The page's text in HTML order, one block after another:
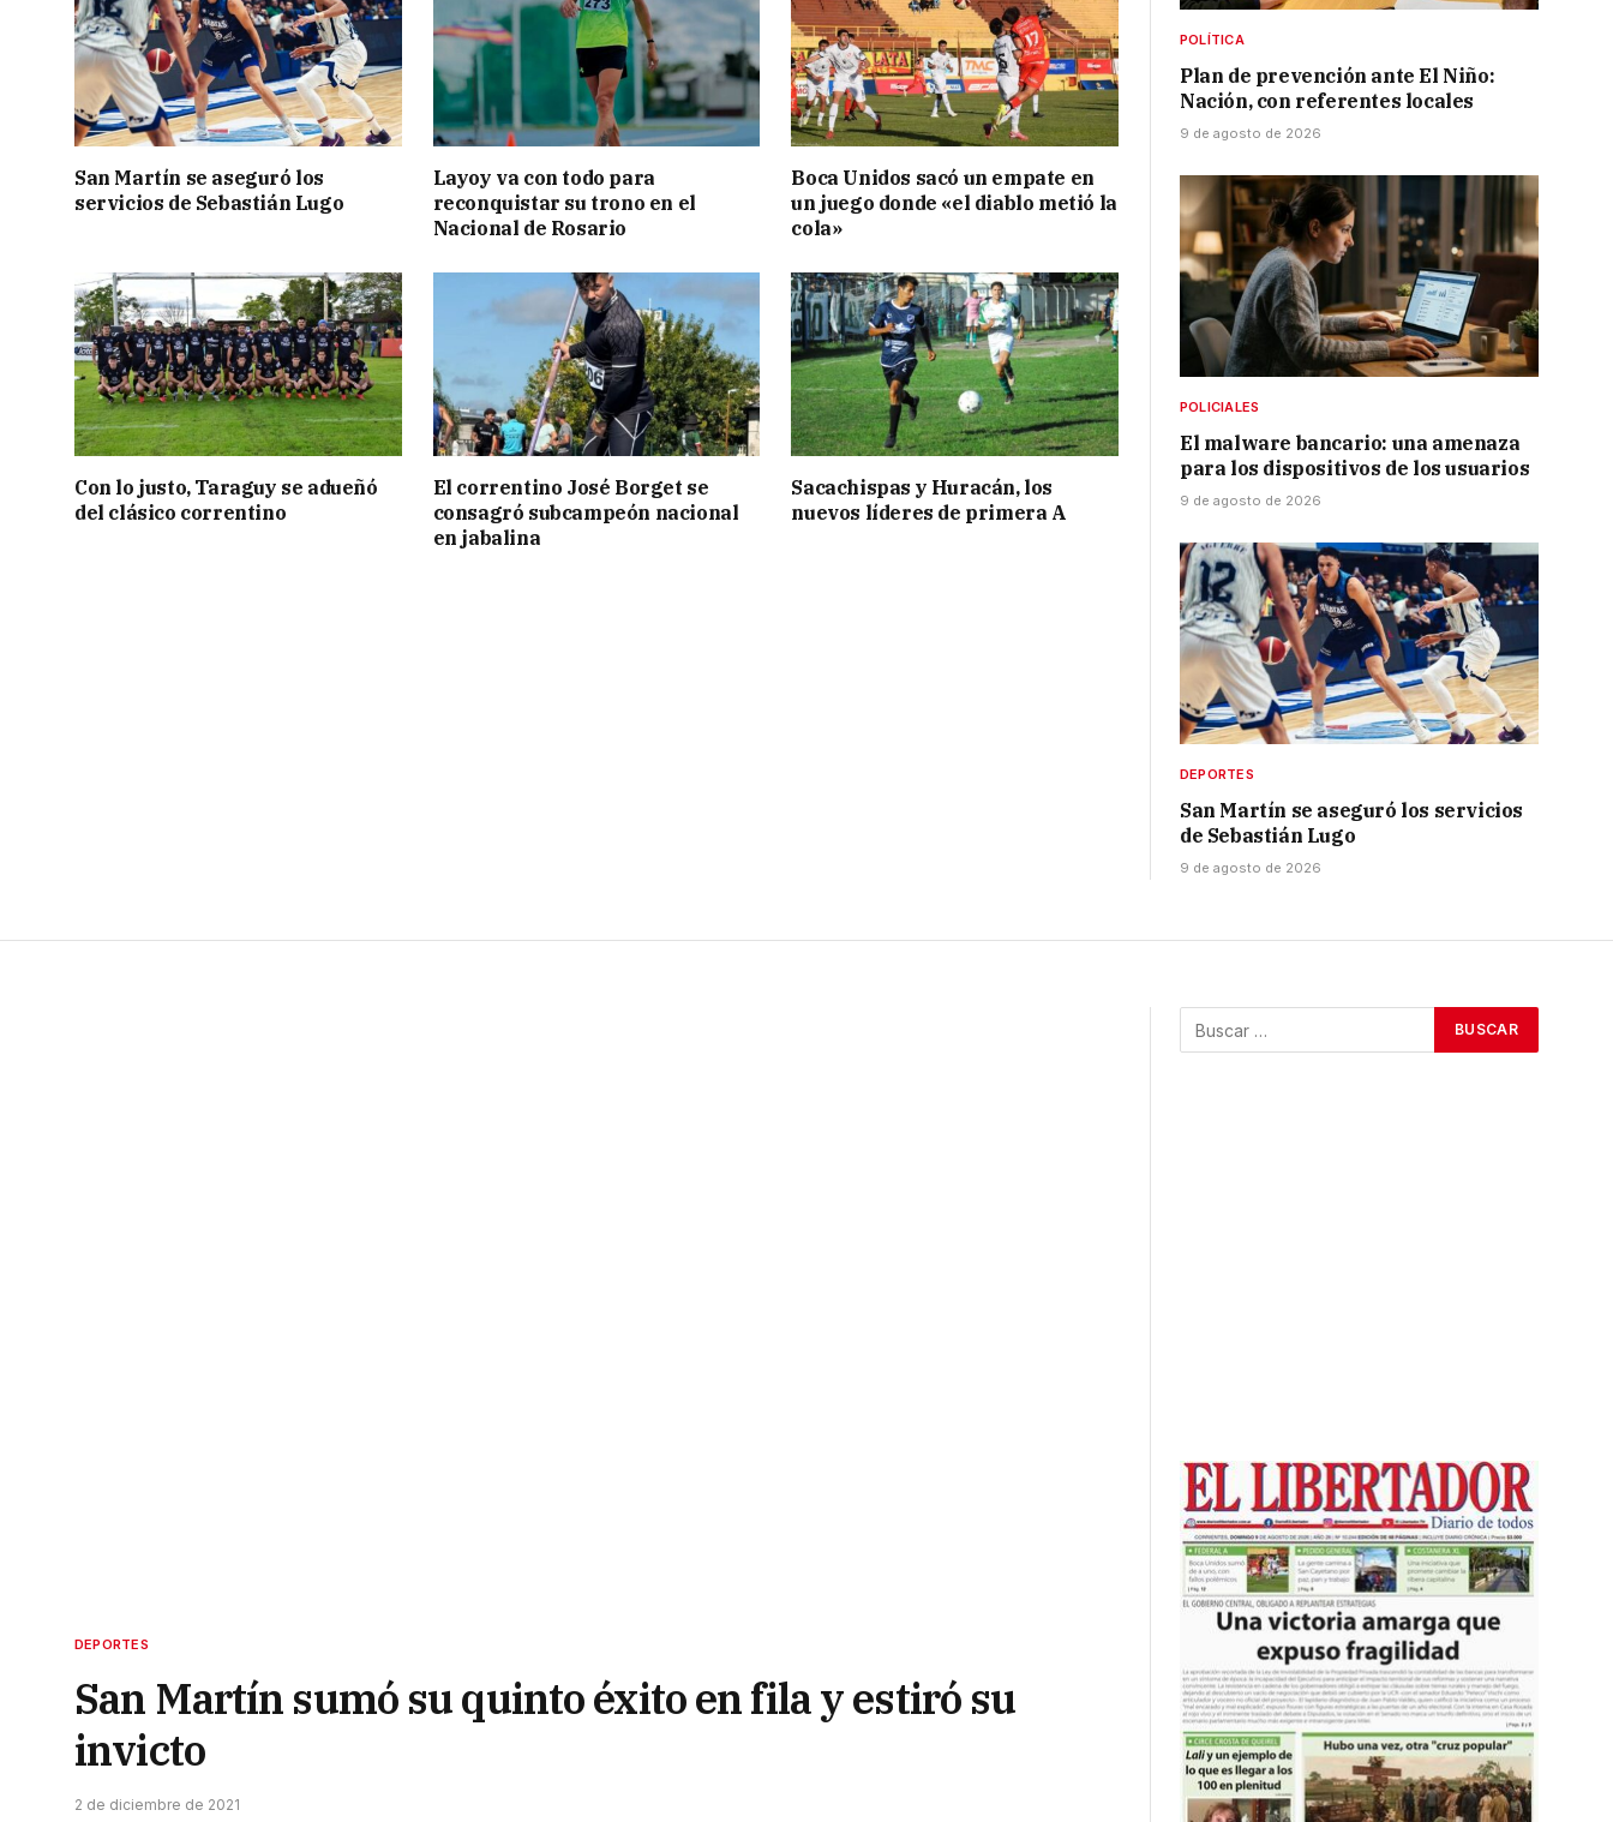
San Martín se aseguró los
servicios de Sebastián Lugo
Layoy va con todo para
reconquistar su trono en el
Nacional de Rosario
Boca Unidos sacó un empate en
un juego donde «el diablo metió la
cola»
Con lo justo, Taraguy se adueñó
del clásico correntino
El correntino José Borget se
consagró subcampeón nacional
en jabalina
Sacachispas y Huracán, los
nuevos líderes de primera A
POLÍTICA
Plan de prevención ante El Niño:
Nación, con referentes locales
9 de agosto de 2026
POLICIALES
El malware bancario: una amenaza
para los dispositivos de los usuarios
9 de agosto de 2026
DEPORTES
San Martín se aseguró los servicios
de Sebastián Lugo
9 de agosto de 2026
DEPORTES
San Martín sumó su quinto éxito en fila y estiró su
invicto
2 de diciembre de 2021